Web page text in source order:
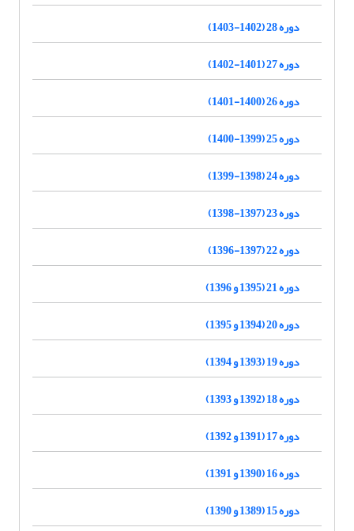
دوره 28 (1402-1403)
دوره 27 (1401-1402)
دوره 26 (1400-1401)
دوره 25 (1399-1400)
دوره 24 (1398-1399)
دوره 23 (1397-1398)
دوره 22 (1397-1396)
دوره 21 (1395 و 1396)
دوره 20 (1394 و 1395)
دوره 19 (1393 و 1394)
دوره 18 (1392 و 1393)
دوره 17 (1391 و 1392)
دوره 16 (1390 و 1391)
دوره 15 (1389 و 1390)